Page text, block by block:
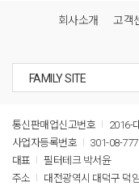
회사소개 고객
통신판매업신고번호
2016-
사업자등록번호
301-08-
대표
필터테크 박서윤
주소
대전광역시 대덕구 덕